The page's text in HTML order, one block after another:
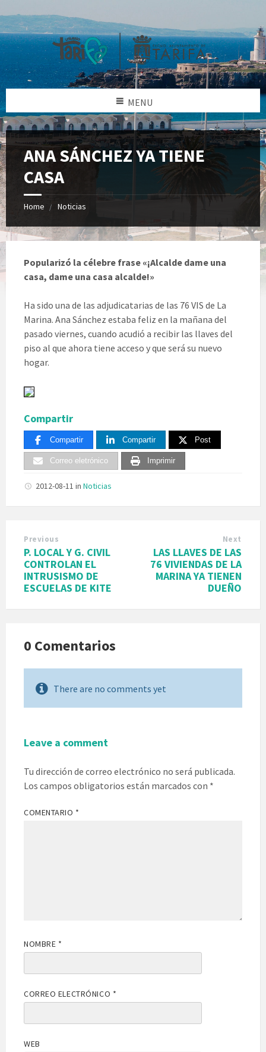
MENU
ANA SÁNCHEZ YA TIENE
CASA
Home Noticias
Popularizó la célebre frase «¡Alcalde dame una
casa, dame una casa alcalde!»
Ha sido una de las adjudicatarias de las 76 VIS de La
Marina. Ana Sánchez estaba feliz en la mañana del
pasado viernes, cuando acudió a recibir las llaves del
piso al que ahora tiene acceso y que será su nuevo
hogar.
Compartir
Compartir Compartir Post
Correo eletrónico Imprimir
2012-08-11 in Noticias
Previous
P. LOCAL Y G. CIVIL
CONTROLAN EL
INTRUSISMO DE
ESCUELAS DE KITE
Next
LAS LLAVES DE LAS
76 VIVIENDAS DE LA
MARINA YA TIENEN
DUEÑO
0 Comentarios
There are no comments yet
Leave a comment
Tu dirección de correo electrónico no será publicada.
Los campos obligatorios están marcados con *
COMENTARIO *
NOMBRE *
CORREO ELECTRÓNICO *
WEB